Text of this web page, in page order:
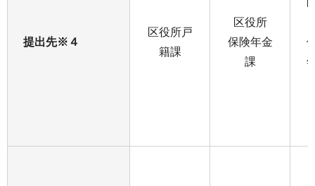
提出先※４
区役所戸
籍課
区役所
保険年金
課